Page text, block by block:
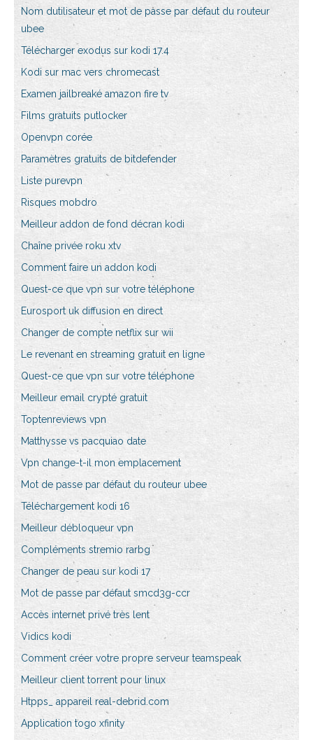
Nom dutilisateur et mot de passe par défaut du routeur
ubee
Télécharger exodus sur kodi 17.4
Kodi sur mac vers chromecast
Examen jailbreaké amazon fire tv
Films gratuits putlocker
Openvpn corée
Paramètres gratuits de bitdefender
Liste purevpn
Risques mobdro
Meilleur addon de fond décran kodi
Chaîne privée roku xtv
Comment faire un addon kodi
Quest-ce que vpn sur votre téléphone
Eurosport uk diffusion en direct
Changer de compte netflix sur wii
Le revenant en streaming gratuit en ligne
Quest-ce que vpn sur votre téléphone
Meilleur email crypté gratuit
Toptenreviews vpn
Matthysse vs pacquiao date
Vpn change-t-il mon emplacement
Mot de passe par défaut du routeur ubee
Téléchargement kodi 16
Meilleur débloqueur vpn
Compléments stremio rarbg
Changer de peau sur kodi 17
Mot de passe par défaut smcd3g-ccr
Accès internet privé très lent
Vidics kodi
Comment créer votre propre serveur teamspeak
Meilleur client torrent pour linux
Htpps_ appareil real-debrid.com
Application togo xfinity